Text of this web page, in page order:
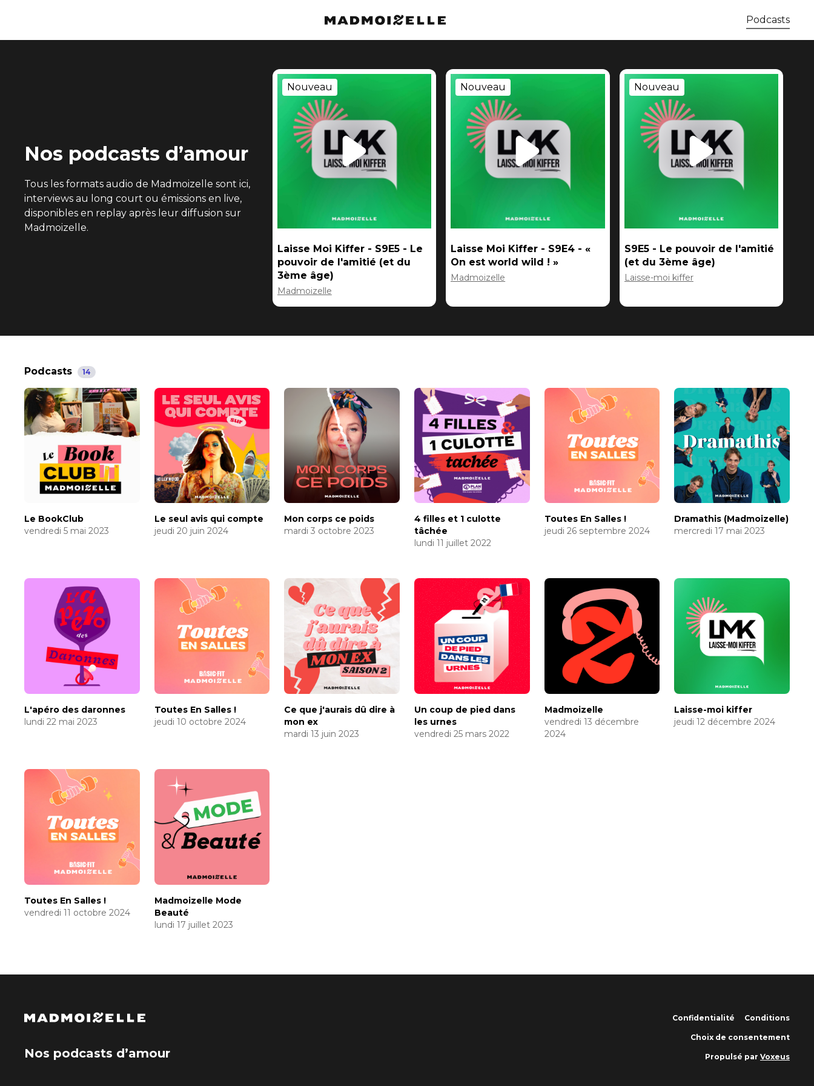
Podcasts
Nos podcasts d’amour
Tous les formats audio de Madmoizelle sont ici,
interviews au long court ou émissions en live,
disponibles en replay après leur diffusion sur
Madmoizelle.
Nouveau
Laisse Moi Kiffer - S9E5 - Le
pouvoir de l'amitié (et du
3ème âge)
Madmoizelle
Nouveau
Laisse Moi Kiffer - S9E4 - «
On est world wild ! »
Madmoizelle
Nouveau
S9E5 - Le pouvoir de l'amitié
(et du 3ème âge)
Laisse-moi kiffer
Podcasts 14
Le BookClub
vendredi 5 mai 2023
Le seul avis qui compte
jeudi 20 juin 2024
Mon corps ce poids
mardi 3 octobre 2023
4 filles et 1 culotte
tâchée
lundi 11 juillet 2022
Toutes En Salles !
jeudi 26 septembre 2024
Dramathis (Madmoizelle)
mercredi 17 mai 2023
L'apéro des daronnes
lundi 22 mai 2023
Toutes En Salles !
jeudi 10 octobre 2024
Ce que j'aurais dû dire à
mon ex
mardi 13 juin 2023
Un coup de pied dans
les urnes
vendredi 25 mars 2022
Madmoizelle
vendredi 13 décembre
2024
Laisse-moi kiffer
jeudi 12 décembre 2024
Toutes En Salles !
vendredi 11 octobre 2024
Madmoizelle Mode
Beauté
lundi 17 juillet 2023
Nos podcasts d’amour
Confidentialité Conditions
Choix de consentement
Propulsé par Voxeus